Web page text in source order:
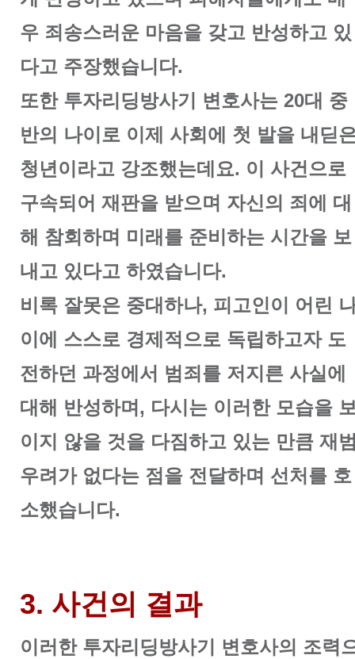
우 죄송스러운 마음을 갖고 반성하고 있
다고 주장했습니다.
또한 투자리딩방사기 변호사는 20대 중
반의 나이로 이제 사회에 첫 발을 내딛
청년이라고 강조했는데요. 이 사건으로
구속되어 재판을 받으며 자신의 죄에 대
해 참회하며 미래를 준비하는 시간을 보
내고 있다고 하였습니다.
비록 잘못은 중대하나, 피고인이 어린
이에 스스로 경제적으로 독립하고자 도
전하던 과정에서 범죄를 저지른 사실에
대해 반성하며, 다시는 이러한 모습을
이지 않을 것을 다짐하고 있는 만큼 재
우려가 없다는 점을 전달하며 선처를 호
소했습니다.
3. 사건의 결과
이러한 투자리딩방사기 변호사의 조력